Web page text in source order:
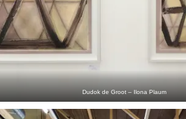
Dudok de Groot – Ilona Plaum